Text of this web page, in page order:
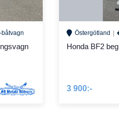
Östergötland
Honda BF2 beg
3 900:-